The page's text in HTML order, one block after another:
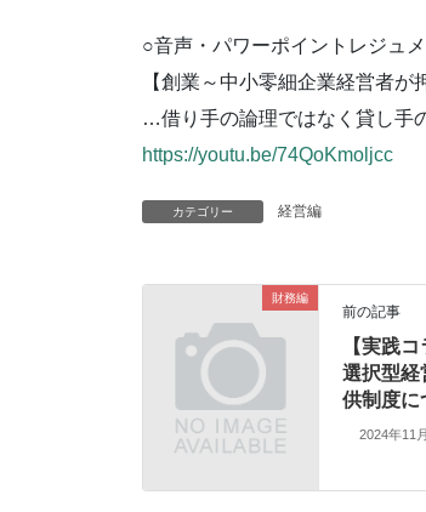
○音声・パワーポイントレジュ
【創業～中小零細企業経営者
…借り手の論理ではなく貸し手
https://youtu.be/74QoKmoljcc
カテゴリー 経営編
財務編
前の記事
【実践
選択型経
供制度に
2024年11